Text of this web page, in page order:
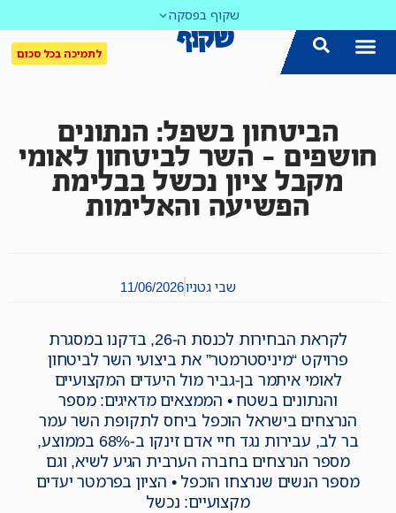
שקוף בפסקה
לתמיכה בכל סכום
הביטחון בשפל: הנתונים
חושפים – השר לביטחון לאומי
מקבל ציון נכשל בבלימת
הפשיעה והאלימות
שבי גטניו11/06/2026
לקראת הבחירות לכנסת ה-26, בדקנו במסגרת
פרויקט “מיניסטרמטר” את ביצועי השר לביטחון
לאומי איתמר בן-גביר מול היעדים המקצועיים
והנתונים בשטח • הממצאים מדאיגים: מספר
הנרצחים בישראל הוכפל ביחס לתקופת השר עמר
בר לב, עבירות נגד חיי אדם זינקו ב-68% בממוצע,
מספר הנרצחים בחברה הערבית הגיע לשיא, וגם
מספר הנשים שנרצחו הוכפל • הציון בפרמטר יעדים
מקצועיים: נכשל